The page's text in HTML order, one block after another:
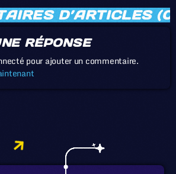
D’ARTICLES
RÉPONSE
pour ajouter un commentaire.